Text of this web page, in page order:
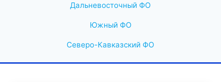
Дальневосточный ФО
Южный ФО
Северо-Кавказский ФО